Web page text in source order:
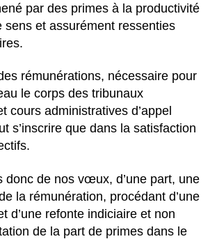
par des primes à la productivité
sens et assurément ressenties
rémunérations, nécessaire pour
le corps des tribunaux
cours administratives d’appel
s’inscrire que dans la satisfaction
donc de nos vœux, d’une part, une
la rémunération, procédant d’une
d’une refonte indiciaire et non
de la part de primes dans le